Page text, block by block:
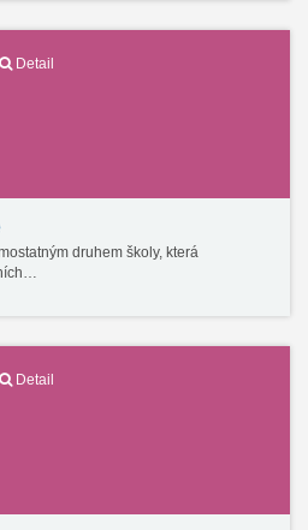
Detail
druhem školy, která
Detail